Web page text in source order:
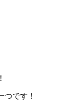
つです！